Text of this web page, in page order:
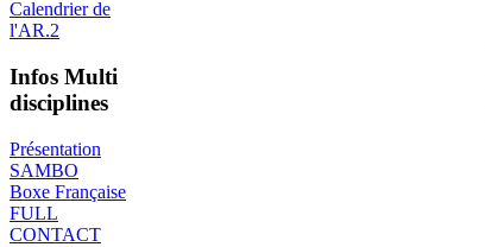
Calendrier de
l'AR.2
Infos Multi
disciplines
Présentation
SAMBO
Boxe Française
FULL
CONTACT